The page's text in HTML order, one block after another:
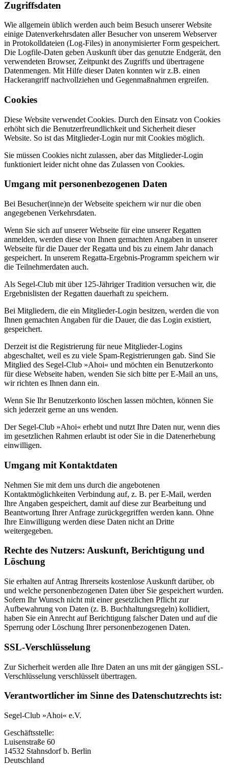
Zugriffsdaten
Wie allgemein üblich werden auch beim Besuch unserer Website
einige Datenverkehrsdaten aller Besucher von unserem Webserver
in Protokolldateien (Log-Files) in anonymisierter Form gespeichert.
Die Logfile-Daten geben Auskunft über das genutzte Endgerät, den
verwendeten Browser, Zeitpunkt des Zugriffs und übertragene
Datenmengen. Mit Hilfe dieser Daten konnten wir z.B. einen
Hackerangriff nachvollziehen und Gegenmaßnahmen ergreifen.
Cookies
Diese Website verwendet Cookies. Durch den Einsatz von Cookies
erhöht sich die Benutzerfreundlichkeit und Sicherheit dieser
Website. So ist das Mitglieder-Login nur mit Cookies möglich.
Sie müssen Cookies nicht zulassen, aber das Mitglieder-Login
funktioniert leider nicht ohne das Zulassen von Cookies.
Umgang mit personenbezogenen Daten
Bei Besucher(inne)n der Webseite speichern wir nur die oben
angegebenen Verkehrsdaten.
Wenn Sie sich auf unserer Webseite für eine unserer Regatten
anmelden, werden diese von Ihnen gemachten Angaben in unserer
Webseite für die Dauer der Regatta und bis zu einem Jahr danach
gespeichert. In unserem Regatta-Ergebnis-Programm speichern wir
die Teilnehmerdaten auch.
Als Segel-Club mit über 125-Jähriger Tradition versuchen wir, die
Ergebnislisten der Regatten dauerhaft zu speichern.
Bei Mitgliedern, die ein Mitglieder-Login besitzen, werden die von
Ihnen gemachten Angaben für die Dauer, die das Login existiert,
gespeichert.
Derzeit ist die Registrierung für neue Mitglieder-Logins
abgeschaltet, weil es zu viele Spam-Registrierungen gab. Sind Sie
Mitglied des Segel-Club »Ahoi« und möchten ein Benutzerkonto
für diese Webseite haben, wenden Sie sich bitte per E-Mail an uns,
wir richten es Ihnen dann ein.
Wenn Sie Ihr Benutzerkonto löschen lassen möchten, können Sie
sich jederzeit gerne an uns wenden.
Der Segel-Club »Ahoi« erhebt und nutzt Ihre Daten nur, wenn dies
im gesetzlichen Rahmen erlaubt ist oder Sie in die Datenerhebung
einwilligen.
Umgang mit Kontaktdaten
Nehmen Sie mit dem uns durch die angebotenen
Kontaktmöglichkeiten Verbindung auf, z. B. per E-Mail, werden
Ihre Angaben gespeichert, damit auf diese zur Bearbeitung und
Beantwortung Ihrer Anfrage zurückgegriffen werden kann. Ohne
Ihre Einwilligung werden diese Daten nicht an Dritte
weitergegeben.
Rechte des Nutzers: Auskunft, Berichtigung und
Löschung
Sie erhalten auf Antrag Ihrerseits kostenlose Auskunft darüber, ob
und welche personenbezogenen Daten über Sie gespeichert wurden.
Sofern Ihr Wunsch nicht mit einer gesetzlichen Pflicht zur
Aufbewahrung von Daten (z. B. Buchhaltungsregeln) kollidiert,
haben Sie ein Anrecht auf Berichtigung falscher Daten und auf die
Sperrung oder Löschung Ihrer personenbezogenen Daten.
SSL-Verschlüsselung
Zur Sicherheit werden alle Ihre Daten an uns mit der gängigen SSL-
Verschlüsselung verschlüsselt übertragen.
Verantwortlicher im Sinne des Datenschutzrechts ist:
Segel-Club »Ahoi« e.V.
Geschäftsstelle:
Luisenstraße 60
14532 Stahnsdorf b. Berlin
Deutschland